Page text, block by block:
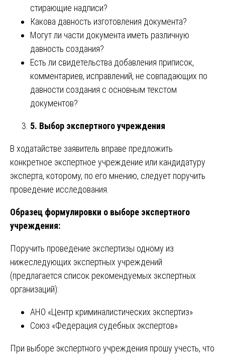
стирающие надписи?
Какова давность изготовления документа?
Могут ли части документа иметь различную
давность создания?
Есть ли свидетельства добавления приписок,
комментариев, исправлений, не совпадающих по
давности создания с основным текстом
документов?
5. Выбор экспертного учреждения
В ходатайстве заявитель вправе предложить
конкретное экспертное учреждение или кандидатуру
эксперта, которому, по его мнению, следует поручить
проведение исследования.
Образец формулировки о выборе экспертного
учреждения:
Поручить проведение экспертизы одному из
нижеследующих экспертных учреждений
(предлагается список рекомендуемых экспертных
организаций):
АНО «Центр криминалистических экспертиз»
Союз «Федерация судебных экспертов»
При выборе экспертного учреждения прошу учесть, что